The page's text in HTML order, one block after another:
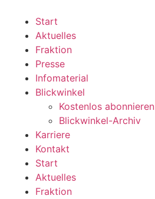
wechseln
Start
Aktuelles
Fraktion
Presse
Infomaterial
Blickwinkel
Kostenlos abonnieren
Blickwinkel-Archiv
Karriere
Kontakt
Start
Aktuelles
Fraktion